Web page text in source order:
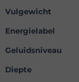
Vulgewicht
Energielabel
Geluidsniveau
Diepte